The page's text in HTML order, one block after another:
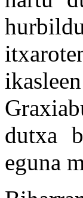
dutxa
eguna